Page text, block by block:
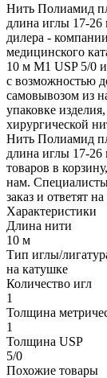
Нить Полиамид
длина иглы 17-26
дилера -
медицинского
10 м М1 USP 5/0
с возможностью
самовывозом из
упаковке
хирургической
Нить Полиамид
длина иглы 17-26
товаров в
нам.
заказ и ответят
Характеристики
Длина нити
10 м
Тип иглы/
на катушке
Количество игл
1
Толщина
1
Толщина USP
5/0
Похожие товары